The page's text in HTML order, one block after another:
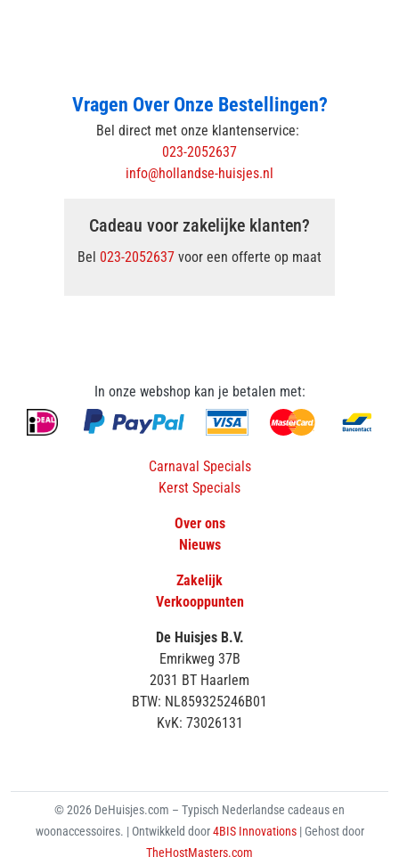
Vragen Over Onze Bestellingen?
Bel direct met onze klantenservice:
023-2052637
info@hollandse-huisjes.nl
Cadeau voor zakelijke klanten?
Bel 023-2052637 voor een offerte op maat
In onze webshop kan je betalen met:
Carnaval Specials
Kerst Specials
Over ons
Nieuws
Zakelijk
Verkooppunten
De Huisjes B.V.
Emrikweg 37B
2031 BT Haarlem
BTW: NL859325246B01
KvK: 73026131
© 2026 DeHuisjes.com – Typisch Nederlandse cadeaus en
woonaccessoires. | Ontwikkeld door4BIS Innovations | Gehost door
TheHostMasters.com